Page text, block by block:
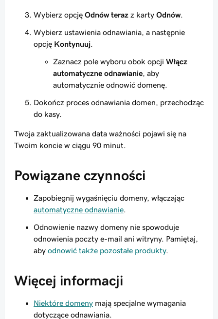
Wybierz opcję Odnów teraz z karty Odnów.
Wybierz ustawienia odnawiania, a następnie
opcję Kontynuuj
Zaznacz pole wyboru obok opcji Włącz
automatyczne odnawianie , aby
automatycznie odnowić domenę.
Dokończ proces odnawiania domen, przechodząc
do kasy.
Twoja zaktualizowana data ważności pojawi się na
Twoim koncie w ciągu 90 minut.
Powiązane czynności
Zapobiegnij wygaśnięciu domeny, włączając
automatyczne odnawianie
Odnowienie nazwy domeny nie spowoduje
odnowienia poczty e-mail ani witryny. Pamiętaj,
aby odnowić także pozostałe produkty.
Więcej informacji
Niektóre domeny mają specjalne wymagania
dotyczące odnawiania.